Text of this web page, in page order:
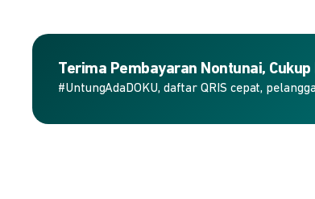
Terima Pembayaran Nontunai, Cukup
#UntungAdaDOKU, daftar QRIS cepat,